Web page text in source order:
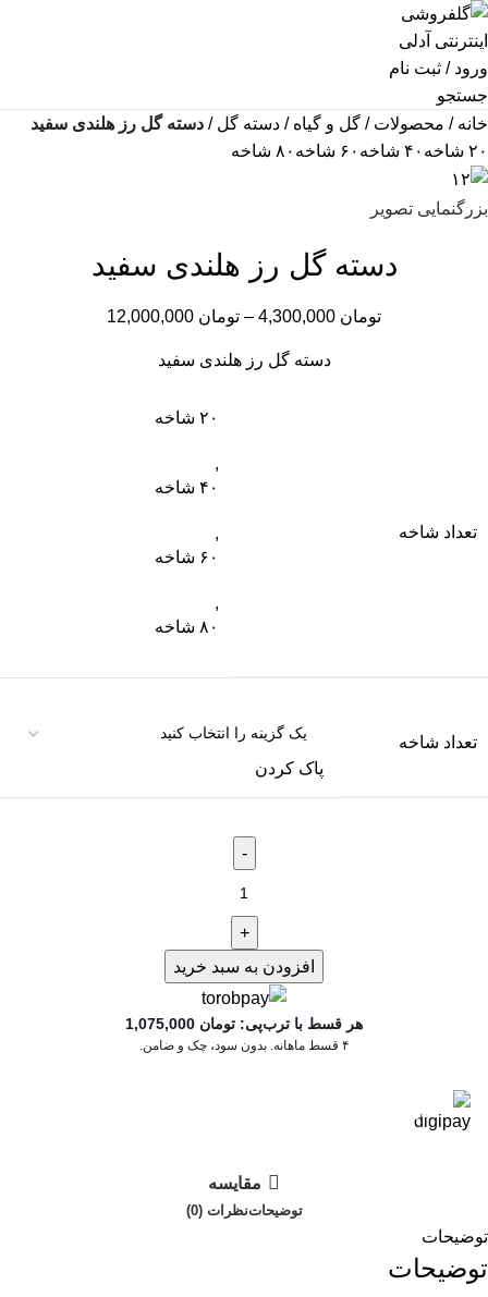
ورود / ثبت نام
جستجو
خانه
محصولات گل و گیاه دسته گل
دسته گل رز هلندی سفید
۲۰ شاخه
۴۰ شاخه ۶۰ شاخه ۸۰ شاخه
بزرگنمایی تصویر
دسته گل رز هلندی سفید
تومان – تومان
دسته گل رز هلندی سفید
تعداد شاخه
۲۰ شاخه
,
۴۰ شاخه
,
۶۰ شاخه
,
۸۰ شاخه
تعداد شاخه
پاک کردن
افزودن به سبد خرید
هر قسط با ترب‌پی: تومان
۴ قسط ماهانه. بدون سود، چک و ضامن.
در ۴ قسط با دیجی‌پی
مقایسه
توضیحاتنظرات (0)
توضیحات
توضیحات